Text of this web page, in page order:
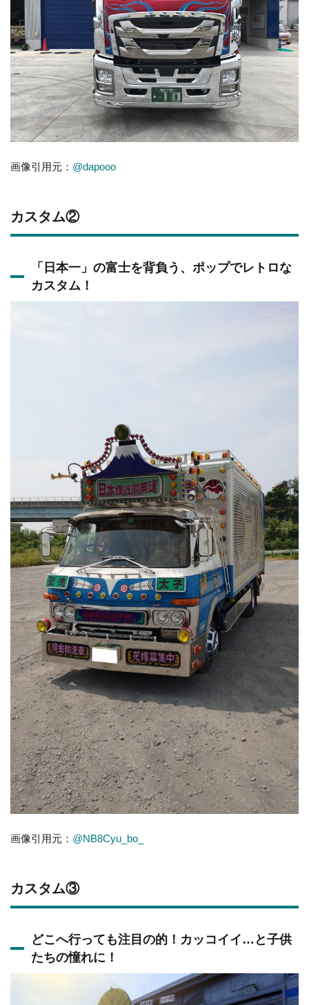
画像引用元： @dapooo
カスタム②
「日本一」の富士を背負う、ポップでレトロな
カスタム！
画像引用元： @NB8Cyu_bo_
カスタム③
どこへ行っても注目の的！カッコイイ…と子供
たちの憧れに！